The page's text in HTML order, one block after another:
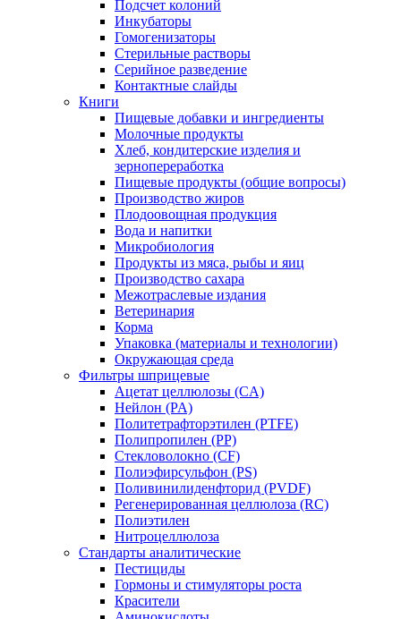
Подсчет колоний
Инкубаторы
Гомогенизаторы
Стерильные растворы
Серийное разведение
Контактные слайды
Книги
Пищевые добавки и ингредиенты
Молочные продукты
Хлеб, кондитерские изделия и
зернопереработка
Пищевые продукты (общие вопросы)
Производство жиров
Плодоовощная продукция
Вода и напитки
Микробиология
Продукты из мяса, рыбы и яиц
Производство сахара
Межотраслевые издания
Ветеринария
Корма
Упаковка (материалы и технологии)
Окружающая среда
Фильтры шприцевые
Ацетат целлюлозы (CA)
Нейлон (PA)
Политетрафторэтилен (PTFE)
Полипропилен (PP)
Стекловолокно (CF)
Полиэфирсульфон (PS)
Поливинилиденфторид (PVDF)
Регенерированная целлюлоза (RC)
Полиэтилен
Нитроцеллюлоза
Стандарты аналитические
Пестициды
Гормоны и стимуляторы роста
Красители